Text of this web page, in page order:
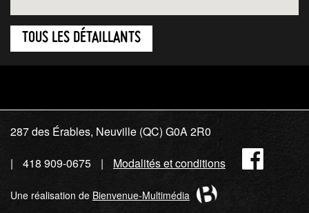
TOUS LES DÉTAILLANTS
287 des Érables, Neuville (QC) G0A 2R0
418 909-0675
Modalités et conditions
Une réalisation de Bienvenue-Multimédia